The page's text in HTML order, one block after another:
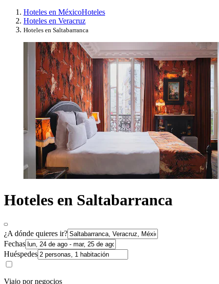
Hoteles en MéxicoHoteles
Hoteles en Veracruz
Hoteles en Saltabarranca
Hoteles en Saltabarranca
¿A dónde quieres ir?
Fechas
Huéspedes
Viajo por negocios